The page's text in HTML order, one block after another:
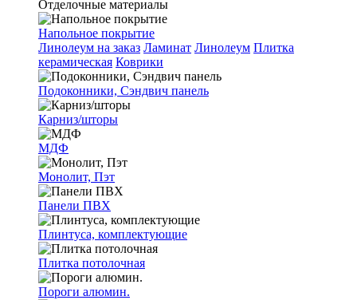
Отделочные материалы
Напольное покрытие
Линолеум на заказ Ламинат Линолеум Плитка
керамическая Коврики
Подоконники, Сэндвич панель
Карниз/шторы
МДФ
Монолит, Пэт
Панели ПВХ
Плинтуса, комплектующие
Плитка потолочная
Пороги алюмин.